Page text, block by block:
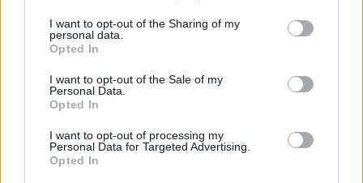
not limited to your visit or usage behaviour. You may click to
grant or deny consent to Google and its third-party tags to
use your data for below specified purposes in below Google
consent section.
I want to opt-out of the Sharing of my
personal data.
Opted In
I want to opt-out of the Sale of my
Personal Data.
Opted In
I want to opt-out of processing my
Personal Data for Targeted Advertising.
Opted In
Uniós források: íme a teendők, amelyek a
ELEMZÉSEK 2026. júl. 20.